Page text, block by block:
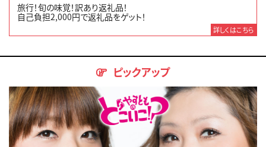
旅行！旬の味覚！訳あり返礼品！
自己負担2,000円で返礼品をゲット！
詳しくはこちら
ピックアップ